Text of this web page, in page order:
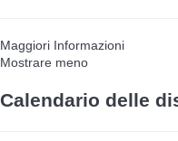
Maggiori Informazioni
Mostrare meno
Calendario delle